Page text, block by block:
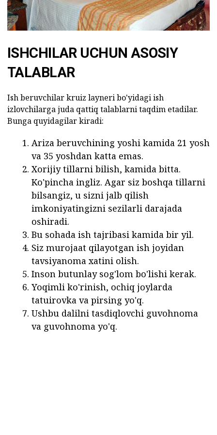
ISHCHILAR UCHUN ASOSIY
TALABLAR
Ish beruvchilar kruiz layneri bo'yidagi ish
izlovchilarga juda qattiq talablarni taqdim etadilar.
Bunga quyidagilar kiradi:
Ariza beruvchining yoshi kamida 21 yosh
va 35 yoshdan katta emas.
Xorijiy tillarni bilish, kamida bitta.
Ko'pincha ingliz. Agar siz boshqa tillarni
bilsangiz, u sizni jalb qilish
imkoniyatingizni sezilarli darajada
oshiradi.
Bu sohada ish tajribasi kamida bir yil.
Siz murojaat qilayotgan ish joyidan
tavsiyanoma xatini olish.
Inson butunlay sog'lom bo'lishi kerak.
Yoqimli ko'rinish, ochiq joylarda
tatuirovka va pirsing yo'q.
Ushbu dalilni tasdiqlovchi guvohnoma
va guvohnoma yo'q.